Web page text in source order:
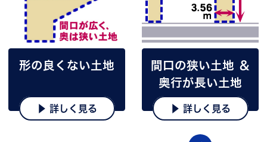
形の良くない土地
▶ 詳しく見る
間口の狭い土地 ＆
奥行が長い土地
▶ 詳しく見る